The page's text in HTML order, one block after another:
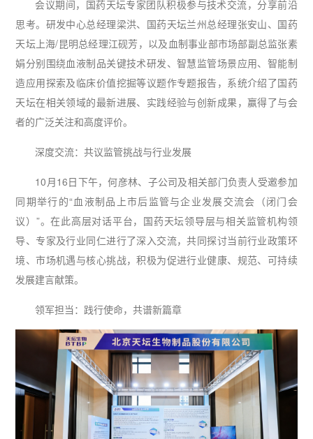
会议期间，国药天坛专家团队积极参与技术交流，分享前沿
思考。研发中心总经理梁洪、国药天坛兰州总经理张安山、国药
天坛上海/昆明总经理江砚芳，以及血制事业部市场部副总监张素
娟分别围绕血液制品关键技术研发、智慧监管场景应用、智能制
造应用探索及临床价值挖掘等议题作专题报告，系统介绍了国药
天坛在相关领域的最新进展、实践经验与创新成果，赢得了与会
者的广泛关注和高度评价。
深度交流：共议监管挑战与行业发展
10月16日下午，何彦林、子公司及相关部门负责人受邀参加
同期举行的“血液制品上市后监管与企业发展交流会（闭门会
议）”。在此高层对话平台，国药天坛领导层与相关监管机构领
导、专家及行业同仁进行了深入交流，共同探讨当前行业政策环
境、市场机遇与核心挑战，积极为促进行业健康、规范、可持续
发展建言献策。
领军担当：践行使命，共谱新篇章